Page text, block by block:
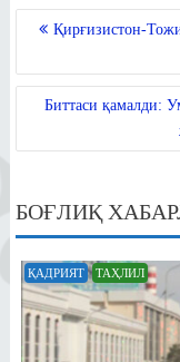
A a
POST
MENYUSI
Қирғизистон-
Биттаси қамалди:
БОҒЛИҚ
ҚАДРИЯТ ТАҲЛИЛ